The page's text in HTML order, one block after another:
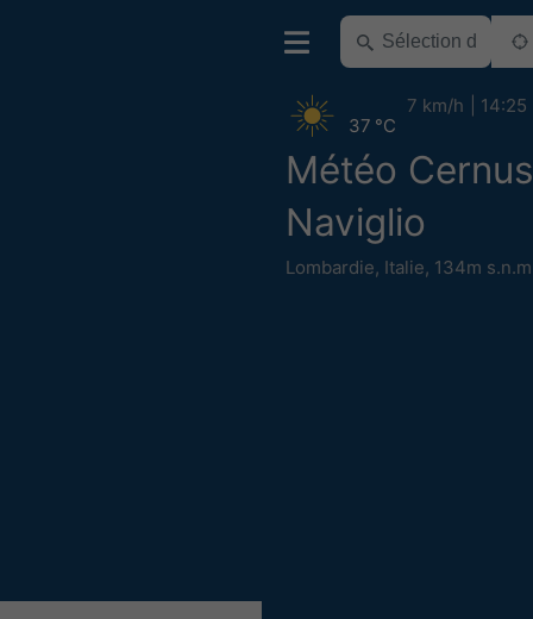
Météo
Naviglio
Lombardie, Italie, 134m
37 °C
7 km/h 14:25